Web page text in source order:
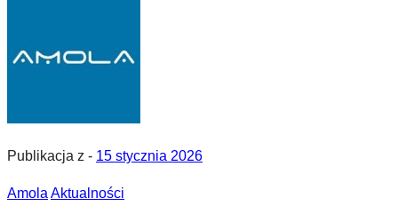
Publikacja z - 15 stycznia 2026
Amola Aktualności